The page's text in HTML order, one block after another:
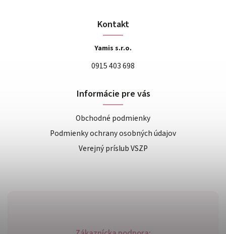
Kontakt
Yamis s.r.o.
0915 403 698
Informácie pre vás
Obchodné podmienky
Podmienky ochrany osobných údajov
Verejný príslub VSZP